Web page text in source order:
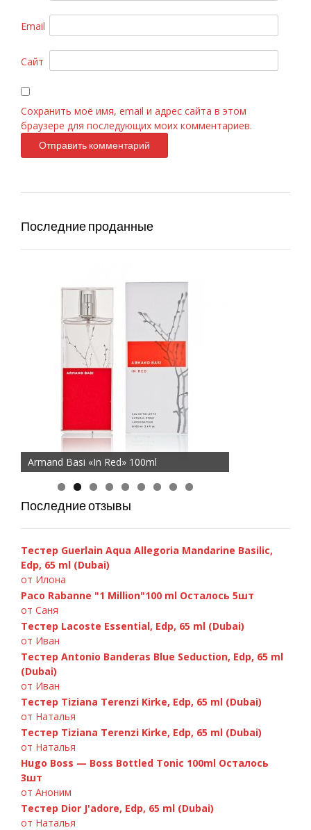
Email
Сайт
Сохранить моё имя, email и адрес сайта в этом
браузере для последующих моих комментариев.
Последние проданные
Chanel «Bleu de Chanel», 100 ml
Armand Basi «In Red» 100ml
Paco Rabanne Invictus 100ml
Последние отзывы
Тестер Guerlain Aqua Allegoria Mandarine Basilic,
Edp, 65 ml (Dubai)
от Илона
Paco Rabanne "1 Million"100 ml Осталось 5шт
от Саня
Тестер Lacoste Essential, Edp, 65 ml (Dubai)
от Иван
Тестер Antonio Banderas Blue Seduction, Edp, 65 ml
(Dubai)
от Иван
Тестер Tiziana Terenzi Kirke, Edp, 65 ml (Dubai)
от Наталья
Тестер Tiziana Terenzi Kirke, Edp, 65 ml (Dubai)
от Наталья
Hugo Boss — Boss Bottled Tonic 100ml Осталось
3шт
от Аноним
Тестер Dior J'adore, Edp, 65 ml (Dubai)
от Наталья